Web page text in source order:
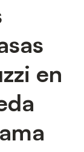
en